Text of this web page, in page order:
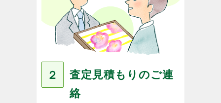
２
査定見積もりのご連
絡